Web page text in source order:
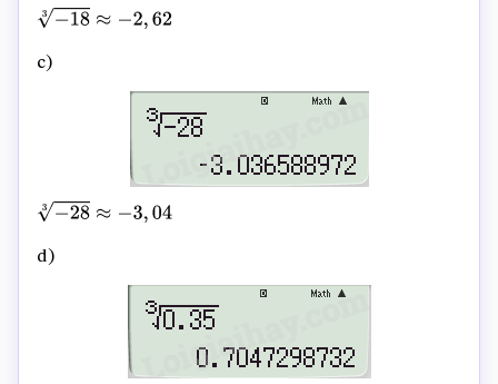
− 183≈−2, 62
c)
− 283≈−3, 04
d)